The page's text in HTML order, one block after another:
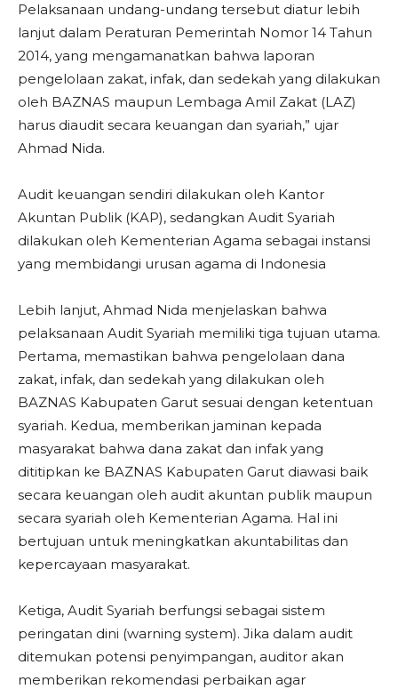
Pelaksanaan undang-undang tersebut diatur lebih
lanjut dalam Peraturan Pemerintah Nomor 14 Tahun
2014, yang mengamanatkan bahwa laporan
pengelolaan zakat, infak, dan sedekah yang dilakukan
oleh BAZNAS maupun Lembaga Amil Zakat (LAZ)
harus diaudit secara keuangan dan syariah,” ujar
Ahmad Nida.
Audit keuangan sendiri dilakukan oleh Kantor
Akuntan Publik (KAP), sedangkan Audit Syariah
dilakukan oleh Kementerian Agama sebagai instansi
yang membidangi urusan agama di Indonesia
Lebih lanjut, Ahmad Nida menjelaskan bahwa
pelaksanaan Audit Syariah memiliki tiga tujuan utama.
Pertama, memastikan bahwa pengelolaan dana
zakat, infak, dan sedekah yang dilakukan oleh
BAZNAS Kabupaten Garut sesuai dengan ketentuan
syariah. Kedua, memberikan jaminan kepada
masyarakat bahwa dana zakat dan infak yang
dititipkan ke BAZNAS Kabupaten Garut diawasi baik
secara keuangan oleh audit akuntan publik maupun
secara syariah oleh Kementerian Agama. Hal ini
bertujuan untuk meningkatkan akuntabilitas dan
kepercayaan masyarakat.
Ketiga, Audit Syariah berfungsi sebagai sistem
peringatan dini (warning system). Jika dalam audit
ditemukan potensi penyimpangan, auditor akan
memberikan rekomendasi perbaikan agar